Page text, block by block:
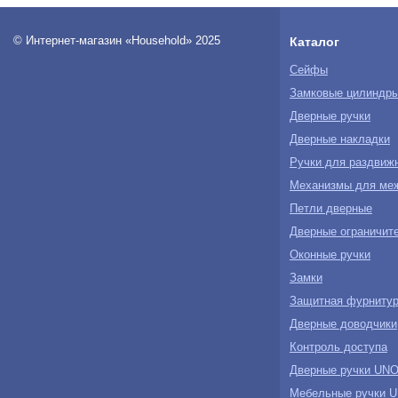
© Интернет-магазин «Household» 2025 Каталог
Сейфы
Замковые
Дверные ручки
Дверные накладки
Ручки для
Механизмы для
Петли дверные
Дверные
Оконные ручки
Замки
Защитная
Дверные доводчики
Контроль доступа
Дверные ручки
Мебельные ручки